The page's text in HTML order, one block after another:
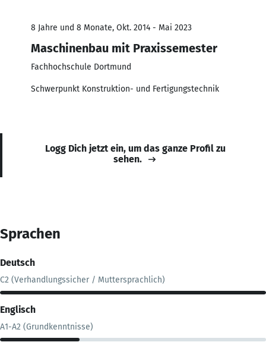
8 Jahre und 8 Monate, Okt. 2014 - Mai 2023
Maschinenbau mit Praxissemester
Fachhochschule Dortmund
Schwerpunkt Konstruktion- und Fertigungstechnik
Logg Dich jetzt ein, um das ganze Profil zu
sehen.
Sprachen
Deutsch
C2 (Verhandlungssicher / Muttersprachlich)
Englisch
A1-A2 (Grundkenntnisse)